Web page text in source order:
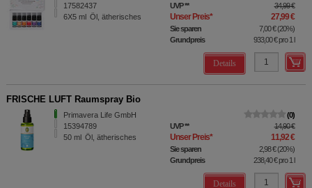
17582437
6X5 ml Öl, ätherisches
UVP** 34,99 €
Unser Preis* 27,99 €
Sie sparen 7,00 €(20%)
Grundpreis
933,00 €pro 1 l
Details
FRISCHE LUFT Raumspray Bio
Primavera Life GmbH
15394789
50 ml Öl, ätherisches
0
UVP** 14,90 €
Unser Preis* 11,92 €
Sie sparen 2,98 €(20%)
Grundpreis
238,40 €pro 1 l
Details